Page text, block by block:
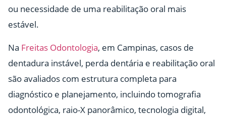
ou necessidade de uma reabilitação oral mais
estável.
Na Freitas Odontologia, em Campinas, casos de
dentadura instável, perda dentária e reabilitação oral
são avaliados com estrutura completa para
diagnóstico e planejamento, incluindo tomografia
odontológica, raio-X panorâmico, tecnologia digital,